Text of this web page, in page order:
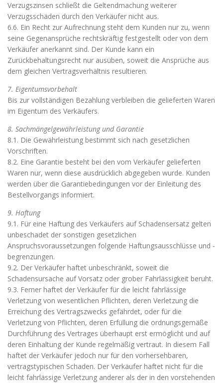
Verzugszinsen schließt die Geltendmachung weiterer
Verzugsschäden durch den Verkäufer nicht aus.
6.6. Ein Recht zur Aufrechnung steht dem Kunden nur zu, wenn
seine Gegenansprüche rechtskräftig festgestellt oder von dem
Verkäufer anerkannt sind. Der Kunde kann ein
Zurückbehaltungsrecht nur ausüben, soweit die Ansprüche aus
dem gleichen Vertragsverhältnis resultieren.
7. Eigentumsvorbehalt
Bis zur vollständigen Bezahlung verbleiben die gelieferten Waren
im Eigentum des Verkäufers.
8. Sachmängelgewährleistung und Garantie
8.1. Die Gewährleistung bestimmt sich nach gesetzlichen
Vorschriften.
8.2. Eine Garantie besteht bei den vom Verkäufer gelieferten
Waren nur, wenn diese ausdrücklich abgegeben wurde. Kunden
werden über die Garantiebedingungen vor der Einleitung des
Bestellvorgangs informiert.
9. Haftung
9.1. Für eine Haftung des Verkäufers auf Schadensersatz gelten
unbeschadet der sonstigen gesetzlichen
Anspruchsvoraussetzungen folgende Haftungsausschlüsse und -
begrenzungen.
9.2. Der Verkäufer haftet unbeschränkt, soweit die
Schadensursache auf Vorsatz oder grober Fahrlässigkeit beruht.
9.3. Ferner haftet der Verkäufer für die leicht fahrlässige
Verletzung von wesentlichen Pflichten, deren Verletzung die
Erreichung des Vertragszwecks gefährdet, oder für die
Verletzung von Pflichten, deren Erfüllung die ordnungsgemäße
Durchführung des Vertrages überhaupt erst ermöglicht und auf
deren Einhaltung der Kunde regelmäßig vertraut. In diesem Fall
haftet der Verkäufer jedoch nur für den vorhersehbaren,
vertragstypischen Schaden. Der Verkäufer haftet nicht für die
leicht fahrlässige Verletzung anderer als der in den vorstehenden